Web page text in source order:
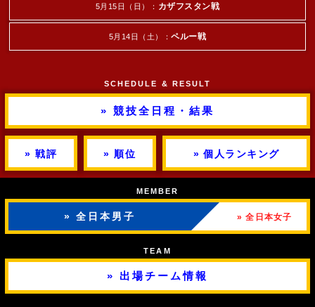
5月15日（日）： カザフスタン戦
5月14日（土）：ペルー戦
SCHEDULE & RESULT
» 競技全日程・結果
» 戦評 » 順位 » 個人ランキング
MEMBER
» 全日本男子 » 全日本女子
TEAM
» 出場チーム情報